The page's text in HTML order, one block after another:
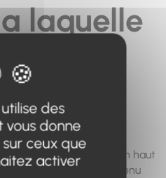
laquelle
à
n'existe
plus.
moteur de recherche en haut
pour trouver le contenu
des
vous donne
ceux que
activer